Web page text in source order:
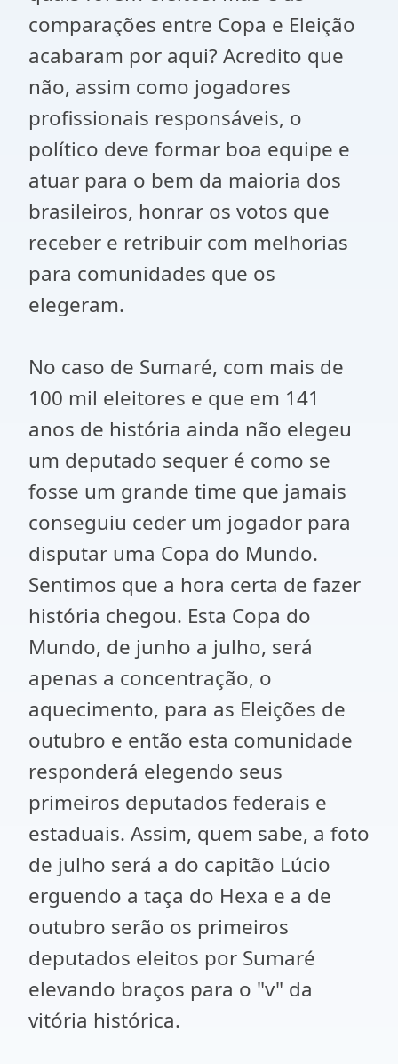
comparações entre Copa e Eleição
acabaram por aqui? Acredito que
não, assim como jogadores
profissionais responsáveis, o
político deve formar boa equipe e
atuar para o bem da maioria dos
brasileiros, honrar os votos que
receber e retribuir com melhorias
para comunidades que os
elegeram.
No caso de Sumaré, com mais de
100 mil eleitores e que em 141
anos de história ainda não elegeu
um deputado sequer é como se
fosse um grande time que jamais
conseguiu ceder um jogador para
disputar uma Copa do Mundo.
Sentimos que a hora certa de fazer
história chegou. Esta Copa do
Mundo, de junho a julho, será
apenas a concentração, o
aquecimento, para as Eleições de
outubro e então esta comunidade
responderá elegendo seus
primeiros deputados federais e
estaduais. Assim, quem sabe, a foto
de julho será a do capitão Lúcio
erguendo a taça do Hexa e a de
outubro serão os primeiros
deputados eleitos por Sumaré
elevando braços para o "v" da
vitória histórica.